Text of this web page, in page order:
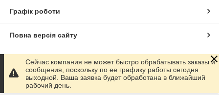
Графік роботи
Повна версія сайту
Сайт створено на маркетплейсі Prom.ua
Політика конфіденційності
Сейчас компания не может быстро обрабатывать заказы и
сообщения, поскольку по ее графику работы сегодня
выходной. Ваша заявка будет обработана в ближайший
рабочий день.